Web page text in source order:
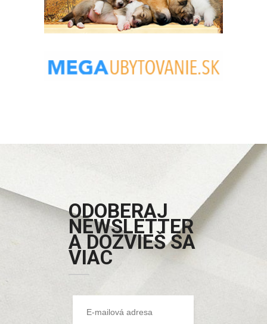
ODOBERAJ
NEWSLETTER
A DOZVIEŠ SA
VIAC